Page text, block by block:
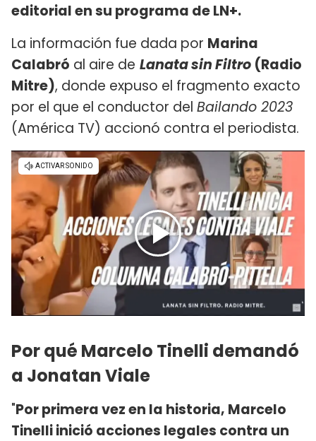
editorial en su programa de LN+.
La información fue dada por Marina
Calabró al aire de Lanata sin Filtro (Radio
Mitre), donde expuso el fragmento exacto
por el que el conductor del Bailando 2023
(América TV) accionó contra el periodista.
Por qué Marcelo Tinelli demandó
a Jonatan Viale
"Por primera vez en la historia, Marcelo
Tinelli inició acciones legales contra un